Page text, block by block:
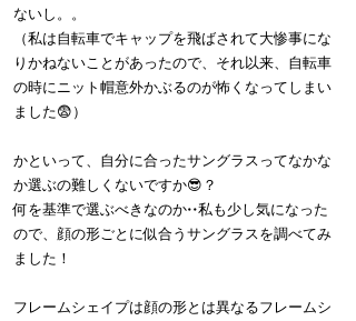
ないし。。
（私は自転車でキャップを飛ばされて大惨事にな
りかねないことがあったので、それ以来、自転車
の時にニット帽意外かぶるのが怖くなってしまい
ました😨）
かといって、自分に合ったサングラスってなかな
か選ぶの難しくないですか😎？
何を基準で選ぶべきなのか••私も少し気になった
ので、顔の形ごとに似合うサングラスを調べてみ
ました！
フレームシェイプは顔の形とは異なるフレームシ